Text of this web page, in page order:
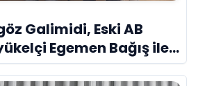
Galimidi, Eski AB
Egemen Bağış ile